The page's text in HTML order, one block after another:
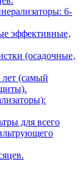
6-
эффективные‚
(осадочные‚
(самый
для всего